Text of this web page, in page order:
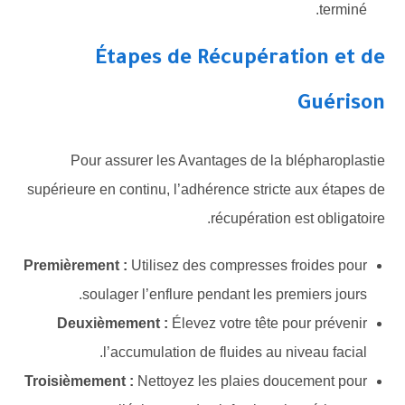
terminé.
Étapes de Récupération et de
Guérison
Pour assurer les Avantages de la blépharoplastie
supérieure en continu, l’adhérence stricte aux étapes de
récupération est obligatoire.
Premièrement : Utilisez des compresses froides pour
soulager l’enflure pendant les premiers jours.
Deuxièmement : Élevez votre tête pour prévenir
l’accumulation de fluides au niveau facial.
Troisièmement : Nettoyez les plaies doucement pour